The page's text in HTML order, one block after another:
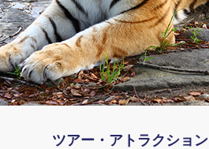
ツアー・アトラクション